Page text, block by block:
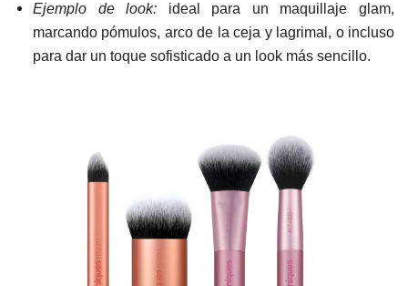
Ejemplo de look: ideal para un maquillaje glam,
marcando pómulos, arco de la ceja y lagrimal, o incluso
para dar un toque sofisticado a un look más sencillo.